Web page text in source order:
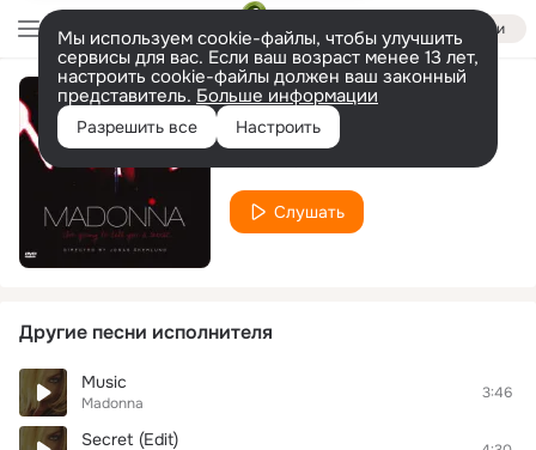
Войти
Мы используем cookie-файлы, чтобы улучшить
сервисы для вас. Если ваш возраст менее 13 лет,
настроить cookie-файлы должен ваш законный
представитель. Больше информации
Разрешить все Настроить
Imagine
Слушать
Другие песни исполнителя
Music
Madonna
3:46
Secret (Edit)